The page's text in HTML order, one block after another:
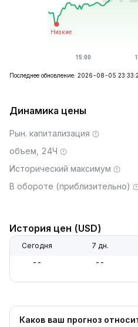
Последнее обновление: 2026-08-05
Динамика цены
Рын. капитализация
объем, 24Ч
Исторический максимум
В обороте (приблизительно)
История цен (USD)
Сегодня 7 дн.
-- --
Каков ваш прогноз